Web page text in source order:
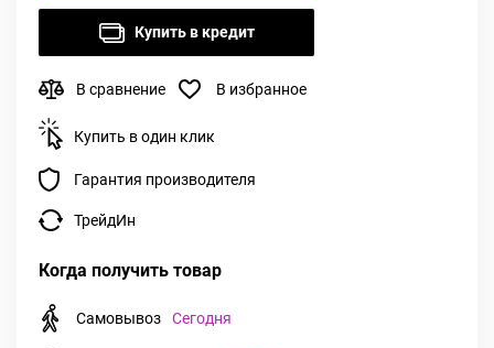
Купить в кредит
В сравнение В избранное
Купить в один клик
Гарантия производителя
ТрейдИн
Когда получить товар
Самовывоз Сегодня